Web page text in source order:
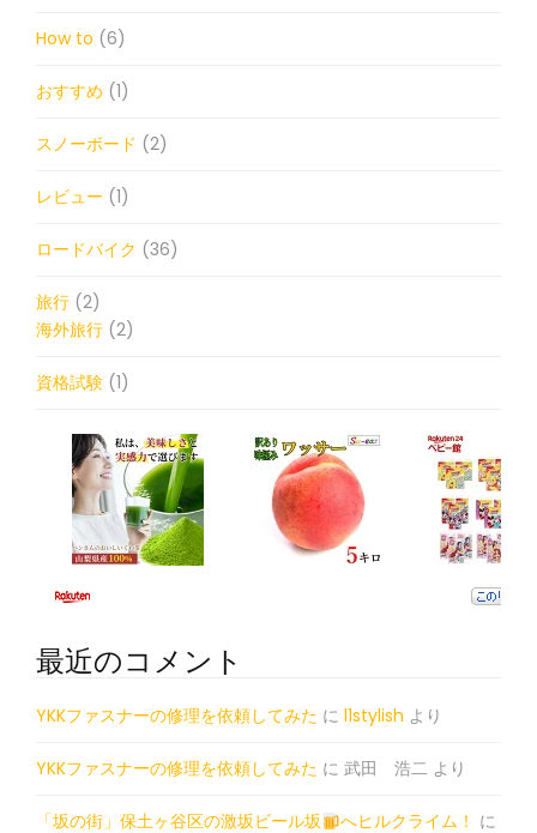
How to (6)
おすすめ (1)
スノーボード (2)
レビュー (1)
ロードバイク (36)
旅行 (2)
海外旅行 (2)
資格試験 (1)
最近のコメント
YKKファスナーの修理を依頼してみた に l1stylish より
YKKファスナーの修理を依頼してみた に 武田 浩二 より
「坂の街」保土ヶ谷区の激坂ビール坂 へヒルクライム！ に